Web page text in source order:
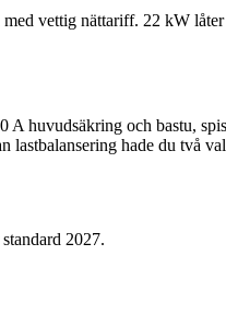
vettig nättariff. 22 kW
huvudsäkring och bastu,
lastbalansering hade du två
2027.